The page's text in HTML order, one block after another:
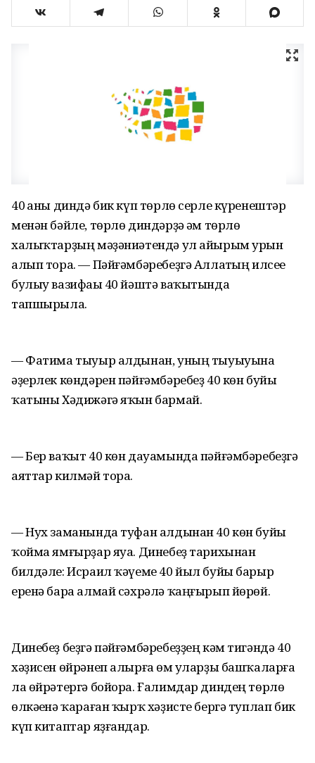
40 һаны диндә бик күп төрлө серле күренештәр
менән бәйле, төрлө диндәрҙә һәм төрлө
халыҡтарҙың мәҙәниәтендә ул айырым урын
алып тора. — Пәйғәмбәребеҙгә Аллаһтың илсеһе
булыу вазифаһы 40 йәштә ваҡытында
тапшырыла.
— Фатима тыуыр алдынан, уның тыуыуына
әҙерлек көндәрен пәйғәмбәребеҙ 40 көн буйы
ҡатыны Хәдижәгә яҡын бармай.
— Бер ваҡыт 40 көн дауамында пәйғәмбәребеҙгә
аяттар килмәй тора.
— Нух заманында туфан алдынан 40 көн буйы
ҡойма ямғырҙар яуа. Динебеҙ тарихынан
билдәле: Исраил ҡәүеме 40 йыл буйы барыр
еренә бара алмай сәхрәлә ҡаңғырып йөрөй.
Динебеҙ беҙгә пәйғәмбәребеҙҙең кәм тигәндә 40
хәҙисен өйрәнеп алырға һөм уларҙы башҡаларға
ла өйрәтергә бойора. Ғалимдар диндең төрлө
өлкәһенә ҡараған ҡырҡ хәҙисте бергә туплап бик
күп китаптар яҙғандар.